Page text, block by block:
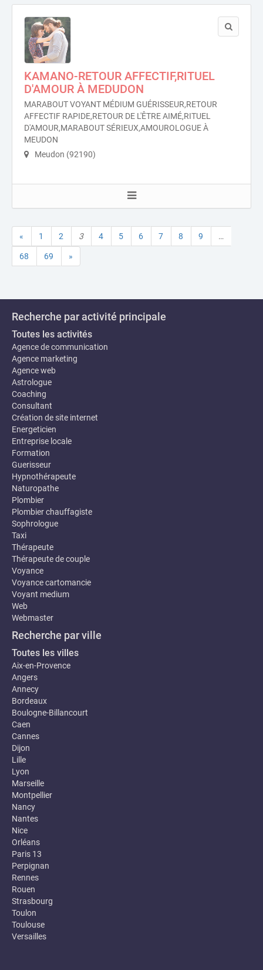
KAMANO-RETOUR AFFECTIF,RITUEL
D'AMOUR À MEDUDON
MARABOUT VOYANT MÉDIUM GUÉRISSEUR,RETOUR
AFFECTIF RAPIDE,RETOUR DE L'ÊTRE AIMÉ,RITUEL
D'AMOUR,MARABOUT SÉRIEUX,AMOUROLOGUE À
MEUDON
Meudon (92190)
« 1 2 3 4 5 6 7 8 9 …
68 69 »
Recherche par activité principale
Toutes les activités
Agence de communication
Agence marketing
Agence web
Astrologue
Coaching
Consultant
Création de site internet
Energeticien
Entreprise locale
Formation
Guerisseur
Hypnothérapeute
Naturopathe
Plombier
Plombier chauffagiste
Sophrologue
Taxi
Thérapeute
Thérapeute de couple
Voyance
Voyance cartomancie
Voyant medium
Web
Webmaster
Recherche par ville
Toutes les villes
Aix-en-Provence
Angers
Annecy
Bordeaux
Boulogne-Billancourt
Caen
Cannes
Dijon
Lille
Lyon
Marseille
Montpellier
Nancy
Nantes
Nice
Orléans
Paris 13
Perpignan
Rennes
Rouen
Strasbourg
Toulon
Toulouse
Versailles